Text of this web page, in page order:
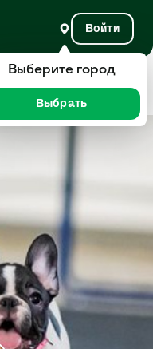
Войти
Отзывы
Выберите город
Выбрать